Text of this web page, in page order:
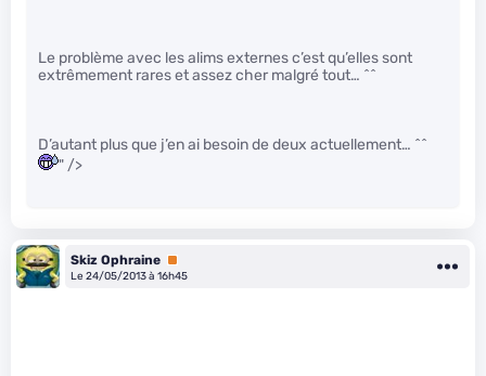
Le problème avec les alims externes c’est qu’elles sont
extrêmement rares et assez cher malgré tout… ^^
D’autant plus que j’en ai besoin de deux actuellement… ^^
" />
Skiz Ophraine Premium
Le 24/05/2013 à 16h45